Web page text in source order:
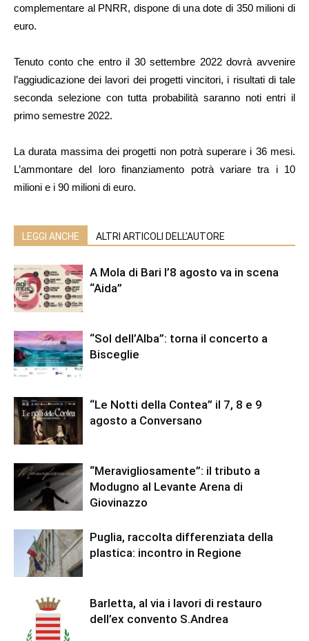
complementare al PNRR, dispone di una dote di 350 milioni di
euro.
Tenuto conto che entro il 30 settembre 2022 dovrà avvenire
l’aggiudicazione dei lavori dei progetti vincitori, i risultati di tale
seconda selezione con tutta probabilità saranno noti entri il
primo semestre 2022.
La durata massima dei progetti non potrà superare i 36 mesi.
L’ammontare del loro finanziamento potrà variare tra i 10
milioni e i 90 milioni di euro.
LEGGI ANCHE ALTRI ARTICOLI DELL'AUTORE
A Mola di Bari l’8 agosto va in scena
“Aida”
“Sol dell’Alba”: torna il concerto a
Bisceglie
“Le Notti della Contea” il 7, 8 e 9
agosto a Conversano
“Meravigliosamente”: il tributo a
Modugno al Levante Arena di
Giovinazzo
Puglia, raccolta differenziata della
plastica: incontro in Regione
Barletta, al via i lavori di restauro
dell’ex convento S.Andrea